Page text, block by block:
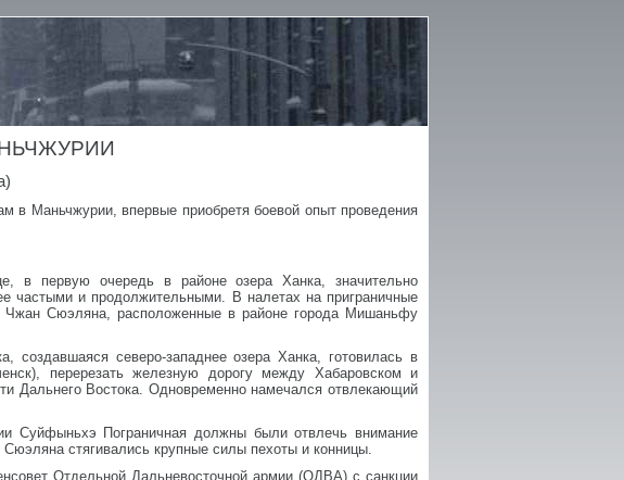
в Маньчжурии, впервые приобретя боевой опыт проведения
в первую очередь в районе озера Ханка, значительно
частыми и продолжительными. В налетах на приграничные
Чжан Сюэляна, расположенные в районе города Мишаньфу
создавшаяся северо-западнее озера Ханка, готовилась в
перерезать железную дорогу между Хабаровском и
Дальнего Востока. Одновременно намечался отвлекающий
Суйфыньхэ Пограничная должны были отвлечь внимание
стягивались крупные силы пехоты и конницы.
Отдельной Дальневосточной армии (ОДВА) с санкции